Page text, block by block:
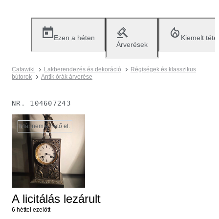
Ezen a héten
Árverések
Kiemelt
Catawiki Lakberendezés és dekoráció
Régiségek és klasszikus
bútorok
Antik órák árverése
NR. 104607243
Már nem érhető el.
A licitálás lezárult
6 héttel ezelőtt